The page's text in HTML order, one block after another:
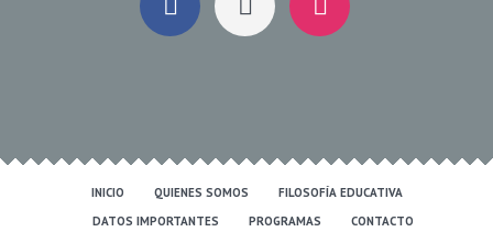
INICIO QUIENES SOMOS
FILOSOFÍA EDUCATIVA
DATOS IMPORTANTES
PROGRAMAS CONTACTO